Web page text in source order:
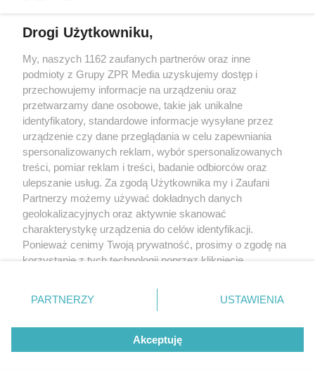
DOMOWE PORZĄDKI
Hiszpański sposób na czystą
toaletę. Rozpuszcza kamień i
osady przez noc
RZADKIE IMIONA
To imię brzmi jak nazwa
Drogi Użytkowniku,
My, naszych 1162 zaufanych partnerów oraz inne
podmioty z Grupy ZPR Media uzyskujemy dostęp i
przechowujemy informacje na urządzeniu oraz
przetwarzamy dane osobowe, takie jak unikalne
identyfikatory, standardowe informacje wysyłane przez
urządzenie czy dane przeglądania w celu zapewniania
spersonalizowanych reklam, wybór spersonalizowanych
treści, pomiar reklam i treści, badanie odbiorców oraz
ulepszanie usług. Za zgodą Użytkownika my i Zaufani
Partnerzy możemy używać dokładnych danych
geolokalizacyjnych oraz aktywnie skanować
charakterystykę urządzenia do celów identyfikacji.
Ponieważ cenimy Twoją prywatność, prosimy o zgodę na
korzystanie z tych technologii poprzez kliknięcie
zmienić/wycofać klikając przycisk ustawień prywatności
znajdujący się w lewym dolnym rogu strony
rodzaje przetwarzania danych nie wymagają zgody
użytkownika, ale masz prawo sprzeciwić się takiemu
przetwarzaniu. Preferencje będą miały zastosowanie tylko
PARTNERZY USTAWIENIA
Akceptuję